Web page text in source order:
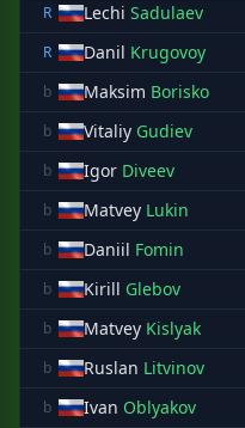
R
Lechi Sadulaev
R
Danil Krugovoy
b
Maksim Borisko
b Vitaliy Gudiev
b Igor Diveev
b Matvey Lukin
b Daniil Fomin
b Kirill Glebov
b Matvey Kislyak
b Ruslan Litvinov
b Ivan Oblyakov